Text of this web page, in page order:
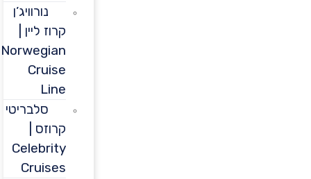
נורוויג’ן
קרוז ליין |
Norwegian
Cruise
סלבריטי
קרוזס |
Celebrity
Cruises